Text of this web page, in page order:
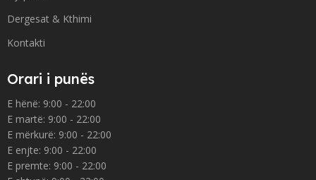
Dergesat & Kthimi
Kontakti
Orari i punës
E hënë: 9:00 - 22:00
E martë: 9:00 - 22:00
E mërkurë: 9:00 - 22:00
E enjte: 9:00 - 22:00
E premte: 9:00 - 22:00